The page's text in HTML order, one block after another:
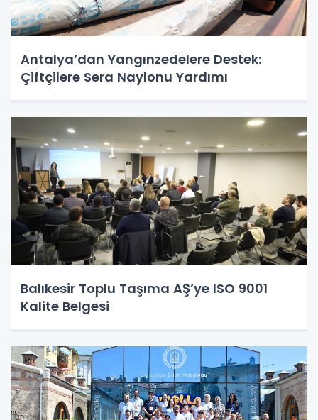
Antalya’dan Yangınzedelere Destek:
Çiftçilere Sera Naylonu Yardımı
Balıkesir Toplu Taşıma AŞ’ye ISO 9001
Kalite Belgesi